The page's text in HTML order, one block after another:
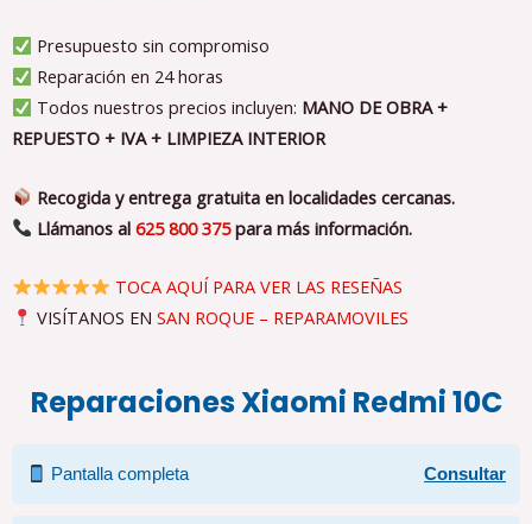
Presupuesto sin compromiso
Reparación en 24 horas
Todos nuestros precios incluyen: MANO DE OBRA +
REPUESTO + IVA + LIMPIEZA INTERIOR
Recogida y entrega gratuita en localidades cercanas.
Llámanos al 625 800 375para más información.
TOCA AQUÍ PARA VER LAS RESEÑAS
VISÍTANOS EN SAN ROQUE – REPARAMOVILES
Reparaciones Xiaomi Redmi 10C
Pantalla completa Consultar